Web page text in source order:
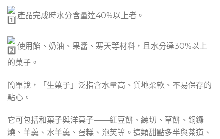
產品完成時水分含量達40%以上者。
使用餡、奶油、果醬、寒天等材料，且水分達30%以上
的菓子。
簡單說，「生菓子」泛指含水量高、質地柔軟、不易保存的
點心。
它可包括和菓子與洋菓子——紅豆餅、練切、草餅、銅鑼
燒、羊羹、水羊羹、蛋糕、泡芙等。這類甜點多半與茶道、